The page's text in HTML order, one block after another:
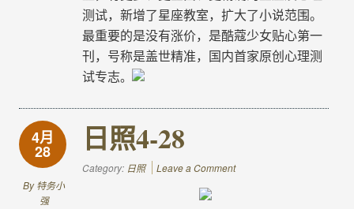
测试，新增了星座教室，扩大了小说范围。
最重要的是没有涨价，是酷蔻少女贴心第一
刊，号称是盖世精准，国内首家原创心理测
试专志。
4月
28
By特务小
强
日照4-28
Category: 日照 Leave a Comment